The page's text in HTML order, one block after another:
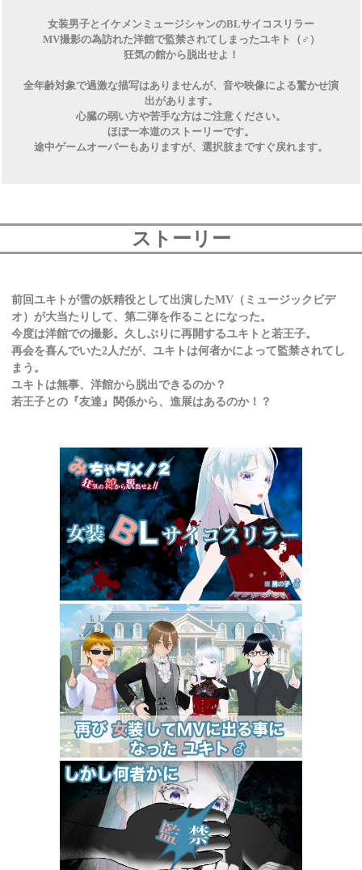
女装男子とイケメンミュージシャンのBLサイコスリラー
MV撮影の為訪れた洋館で監禁されてしまったユキト（♂）
狂気の館から脱出せよ！
全年齢対象で過激な描写はありませんが、音や映像による驚かせ演
出があります。
心臓の弱い方や苦手な方はご注意ください。
ほぼ一本道のストーリーです。
途中ゲームオーバーもありますが、選択肢まですぐ戻れます。
ストーリー
前回ユキトが雪の妖精役として出演したMV（ミュージックビデ
オ）が大当たりして、第二弾を作ることになった。
今度は洋館での撮影。久しぶりに再開するユキトと若王子。
再会を喜んでいた2人だが、ユキトは何者かによって監禁されてし
まう。
ユキトは無事、洋館から脱出できるのか？
若王子との『友達』関係から、進展はあるのか！？